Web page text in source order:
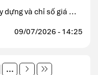
dựng và chỉ số giá ...
09/07/2026 - 14:25
...